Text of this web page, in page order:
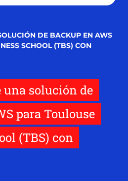
DE BACKUP EN AWS
SCHOOL (TBS) CON
una solución de
para Toulouse
(TBS) con